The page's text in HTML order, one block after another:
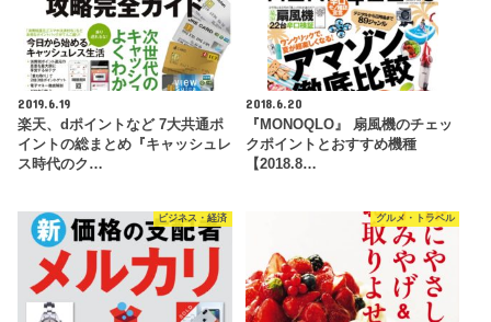
2019.6.19
楽天、dポイントなど 7大共通ポ
イントの総まとめ『キャッシュレ
ス時代のク…
2018.6.20
『MONOQLO』 扇風機のチェッ
クポイントとおすすめ機種
【2018.8…
ビジネス・経済 グルメ・トラベル